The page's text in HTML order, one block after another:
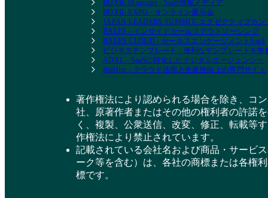
BOXIL Magazine - SaaS情報メディア
BOXIL EXPO - オンライン展示会
JAPAN LEADERS SUMMIT- エグゼクティブカン
BALES - インサイドセールスアウトソーシング
BALES CLOUD - セールスエンゲージメントSaaS
ビジネステンプレート - 便利なテンプレートを無
ADXL - SaaSに特化したデジタルエージェンシー
BizHint - クラウド活用と生産性向上の専門サイト
著作権法により認められる場合を除き、コ
社、原著作者またはその他の権利者の許諾
く、複製、公衆送信、改変、修正、転載等
作権法により禁止されています。
記載されている会社名および商品・サービ
ーク等を含む）は、各社の商標または各権
標です。